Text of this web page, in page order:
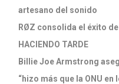
artesano del sonido
RØZ consolida el éxito
HACIENDO TARDE
Billie Joe Armstrong
“hizo más que la ONU en